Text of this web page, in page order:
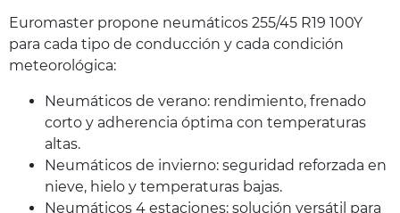
Euromaster propone neumáticos 255/45 R19 100Y
para cada tipo de conducción y cada condición
meteorológica:
Neumáticos de verano: rendimiento, frenado
corto y adherencia óptima con temperaturas
altas.
Neumáticos de invierno: seguridad reforzada en
nieve, hielo y temperaturas bajas.
Neumáticos 4 estaciones: solución versátil para